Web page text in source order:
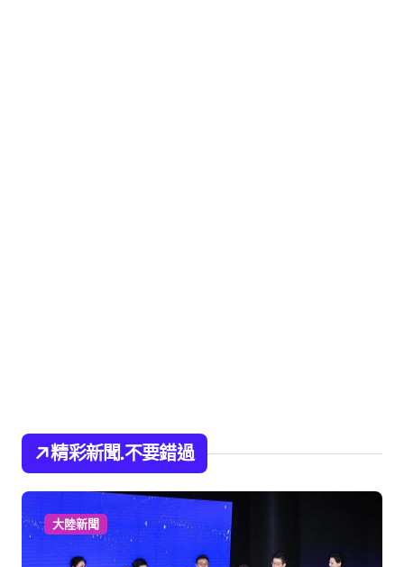
精彩新聞.不要錯過
大陸新聞